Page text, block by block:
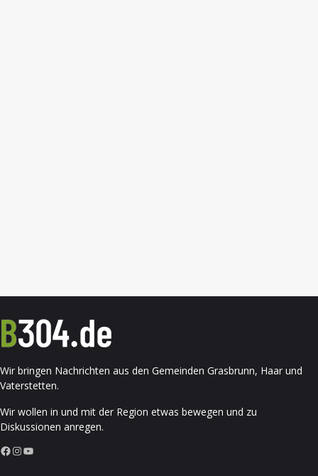
Wir bringen Nachrichten aus den Gemeinden Grasbrunn, Haar und
Vaterstetten.
Wir wollen in und mit der Region etwas bewegen und zu
Diskussionen anregen.
Facebook InstagramYouTube